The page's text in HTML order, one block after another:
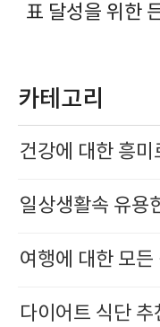
표 달성을 위한
카테고리
건강에 대한 흥미
일상생활속 유용
여행에 대한 모든
다이어트 식단 추